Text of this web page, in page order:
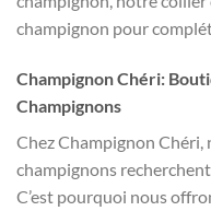
champignon pour
Champignon Chéri:
Champignons
Chez Champignon Chéri,
champignons
C’est pourquoi nous